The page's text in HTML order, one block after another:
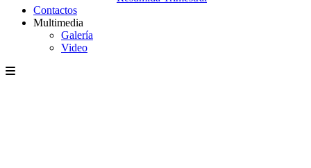
Contactos
Multimedia
Galería
Video